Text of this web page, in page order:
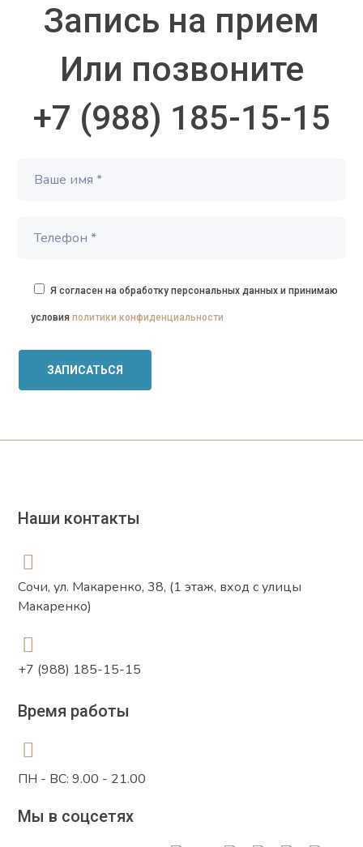
Запись на прием
Или позвоните
+7 (988) 185-15-15
Я согласен на обработку персональных данных и принимаю
условияполитики конфиденциальности
Наши контакты
Сочи, ул. Макаренко, 38, (1 этаж, вход с улицы
Макаренко)
+7 (988) 185-15-15
Время работы
ПН - ВС: 9.00 - 21.00
Мы в соцсетях